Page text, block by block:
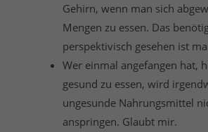
Gehirn, wenn man sich
Mengen zu essen. Das
perspektivisch gesehen ist
Wer einmal angefangen hat,
gesund zu essen, wird
ungesunde Nahrungsmittel
anspringen. Glaubt mir.